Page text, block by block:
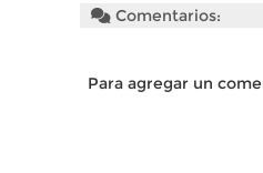
Comentarios:
Para agregar un